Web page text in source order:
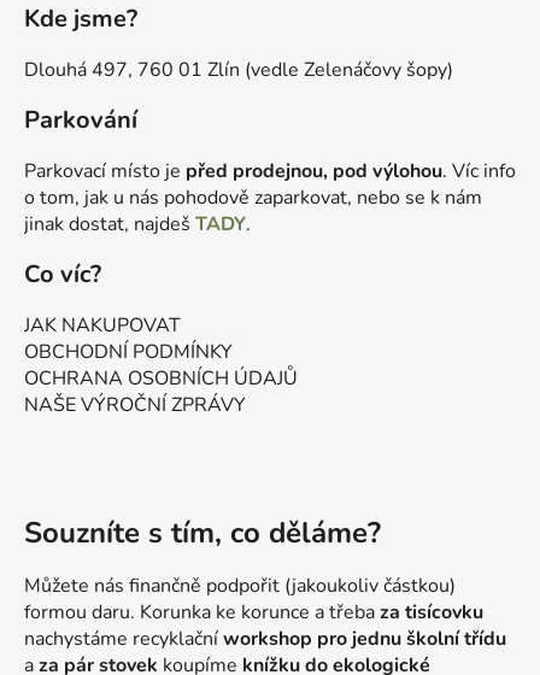
Kde jsme?
Dlouhá 497, 760 01 Zlín (vedle Zelenáčovy šopy)
Parkování
Parkovací místo je před prodejnou, pod výlohou. Víc info
o tom, jak u nás pohodově zaparkovat, nebo se k nám
jinak dostat, najdeš TADY.
Co víc?
JAK NAKUPOVAT
OBCHODNÍ PODMÍNKY
OCHRANA OSOBNÍCH ÚDAJŮ
NAŠE VÝROČNÍ ZPRÁVY
Souzníte s tím, co děláme?
Můžete nás finančně podpořit (jakoukoliv částkou)
formou daru. Korunka ke korunce a třebaza tisícovku
nachystáme recyklačníworkshop pro jednu školní třídu
aza pár stovek koupíme knížku do ekologické